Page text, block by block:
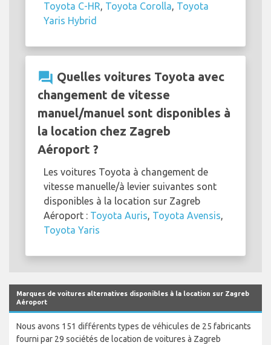
Toyota C-HR, Toyota Corolla, Toyota
Yaris Hybrid
question_answer Quelles voitures Toyota avec
changement de vitesse
manuel/manuel sont disponibles à
la location chez Zagreb
Aéroport ?
Les voitures Toyota à changement de
vitesse manuelle/à levier suivantes sont
disponibles à la location sur Zagreb
Aéroport : Toyota Auris, Toyota Avensis,
Toyota Yaris
Marques de voitures alternatives disponibles à la location sur Zagreb
Aéroport
Nous avons 151 différents types de véhicules de 25 fabricants
fourni par 29 sociétés de location de voitures à Zagreb